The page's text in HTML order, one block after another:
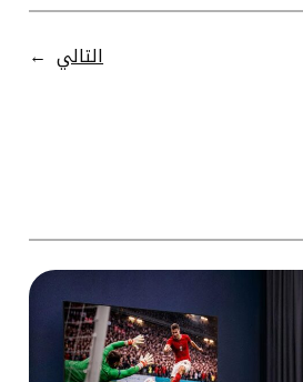
التالي →